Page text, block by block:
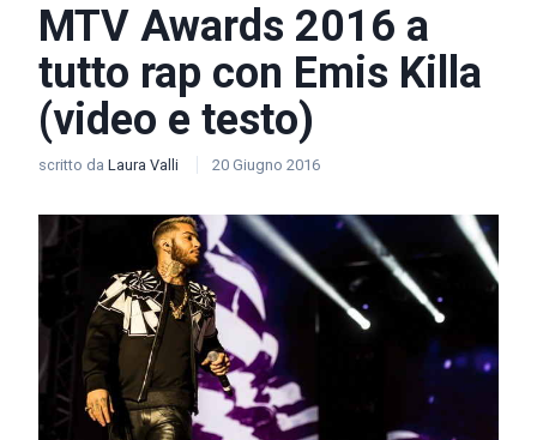
MTV Awards 2016 a
tutto rap con Emis Killa
(video e testo)
scritto da Laura Valli 20 Giugno 2016